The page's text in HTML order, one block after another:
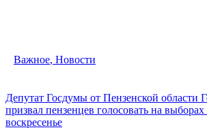
Важное, Новости
Депутат Госдумы от Пензенской области
призвал пензенцев голосовать на выборах
воскресенье